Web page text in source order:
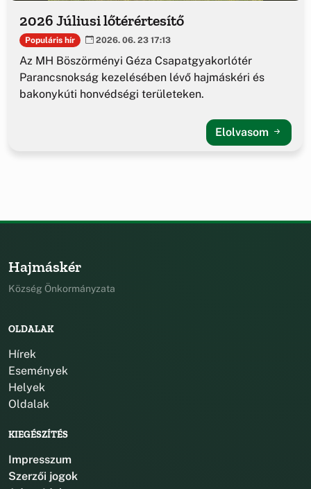
2026 Júliusi lőtérértesítő
Populáris hír 2026. 06. 23 17:13
Az MH Böszörményi Géza Csapatgyakorlótér
Parancsnokság kezelésében lévő hajmáskéri és
bakonykúti honvédségi területeken.
Elolvasom
Hajmáskér
Község Önkormányzata
OLDALAK
Hírek
Események
Helyek
Oldalak
KIEGÉSZÍTÉS
Impresszum
Szerzői jogok